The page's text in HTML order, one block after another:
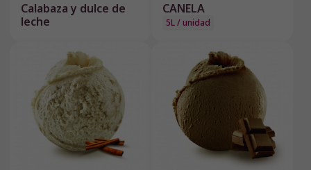
Calabaza y dulce de
leche
CANELA
5L / unidad